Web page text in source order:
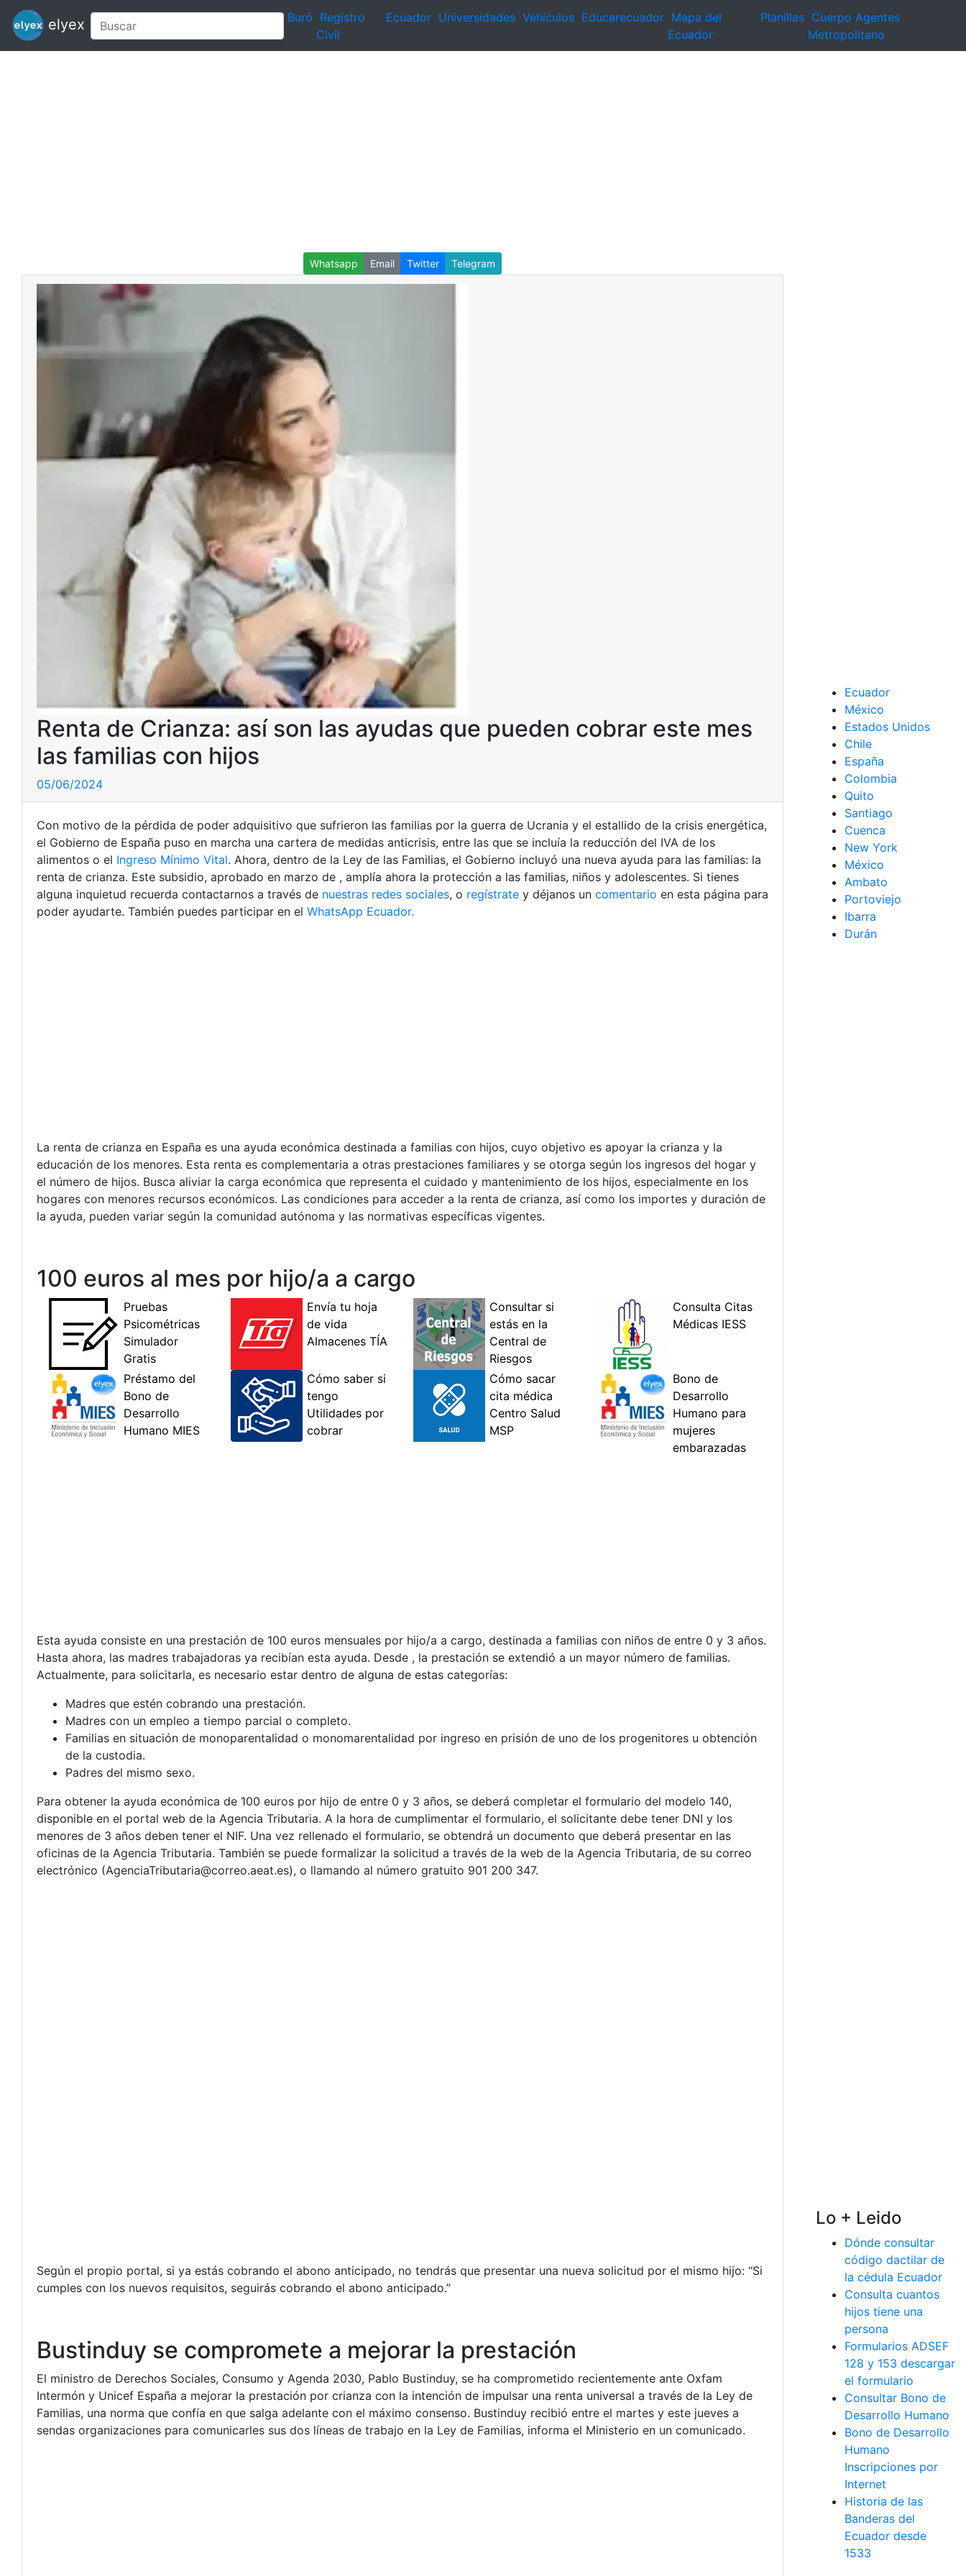
elyex Buró Registro
Civil
Ecuador Universidades Vehículos Educarecuador Mapa del
Ecuador
Planillas Cuerpo Agentes
Metropolitano
Whatsapp Email Twitter Telegram
Renta de Crianza: así son las ayudas que pueden cobrar este mes
las familias con hijos
05/06/2024
Con motivo de la pérdida de poder adquisitivo que sufrieron las familias por la guerra de Ucrania y el estallido de la crisis energética,
el Gobierno de España puso en marcha una cartera de medidas anticrisis, entre las que se incluía la reducción del IVA de los
alimentos o el Ingreso Mínimo Vital. Ahora, dentro de la Ley de las Familias, el Gobierno incluyó una nueva ayuda para las familias: la
renta de crianza. Este subsidio, aprobado en marzo de , amplía ahora la protección a las familias, niños y adolescentes. Si tienes
alguna inquietud recuerda contactarnos a través de nuestras redes sociales, o regístrate y déjanos un comentario en esta página para
poder ayudarte. También puedes participar en el WhatsApp Ecuador.
La renta de crianza en España es una ayuda económica destinada a familias con hijos, cuyo objetivo es apoyar la crianza y la
educación de los menores. Esta renta es complementaria a otras prestaciones familiares y se otorga según los ingresos del hogar y
el número de hijos. Busca aliviar la carga económica que representa el cuidado y mantenimiento de los hijos, especialmente en los
hogares con menores recursos económicos. Las condiciones para acceder a la renta de crianza, así como los importes y duración de
la ayuda, pueden variar según la comunidad autónoma y las normativas específicas vigentes.
100 euros al mes por hijo/a a cargo
Esta ayuda consiste en una prestación de 100 euros mensuales por hijo/a a cargo, destinada a familias con niños de entre 0 y 3 años.
Hasta ahora, las madres trabajadoras ya recibían esta ayuda. Desde , la prestación se extendió a un mayor número de familias.
Actualmente, para solicitarla, es necesario estar dentro de alguna de estas categorías:
Madres que estén cobrando una prestación.
Madres con un empleo a tiempo parcial o completo.
Familias en situación de monoparentalidad o monomarentalidad por ingreso en prisión de uno de los progenitores u obtención
de la custodia.
Padres del mismo sexo.
Para obtener la ayuda económica de 100 euros por hijo de entre 0 y 3 años, se deberá completar el formulario del modelo 140,
disponible en el portal web de la Agencia Tributaria. A la hora de cumplimentar el formulario, el solicitante debe tener DNI y los
menores de 3 años deben tener el NIF. Una vez rellenado el formulario, se obtendrá un documento que deberá presentar en las
oficinas de la Agencia Tributaria. También se puede formalizar la solicitud a través de la web de la Agencia Tributaria, de su correo
electrónico (AgenciaTributaria@correo.aeat.es), o llamando al número gratuito 901 200 347.
Según el propio portal, si ya estás cobrando el abono anticipado, no tendrás que presentar una nueva solicitud por el mismo hijo: “Si
cumples con los nuevos requisitos, seguirás cobrando el abono anticipado.”
Bustinduy se compromete a mejorar la prestación
El ministro de Derechos Sociales, Consumo y Agenda 2030, Pablo Bustinduy, se ha comprometido recientemente ante Oxfam
Intermón y Unicef España a mejorar la prestación por crianza con la intención de impulsar una renta universal a través de la Ley de
Familias, una norma que confía en que salga adelante con el máximo consenso. Bustinduy recibió entre el martes y este jueves a
sendas organizaciones para comunicarles sus dos líneas de trabajo en la Ley de Familias, informa el Ministerio en un comunicado.
Ecuador
México
Estados Unidos
Chile
España
Colombia
Quito
Santiago
Cuenca
New York
México
Ambato
Portoviejo
Ibarra
Durán
Lo + Leido
Dónde consultar
código dactilar de
la cédula Ecuador
Consulta cuantos
hijos tiene una
persona
Formularios ADSEF
128 y 153 descargar
el formulario
Consultar Bono de
Desarrollo Humano
Bono de Desarrollo
Humano
Inscripciones por
Internet
Historia de las
Banderas del
Ecuador desde
1533